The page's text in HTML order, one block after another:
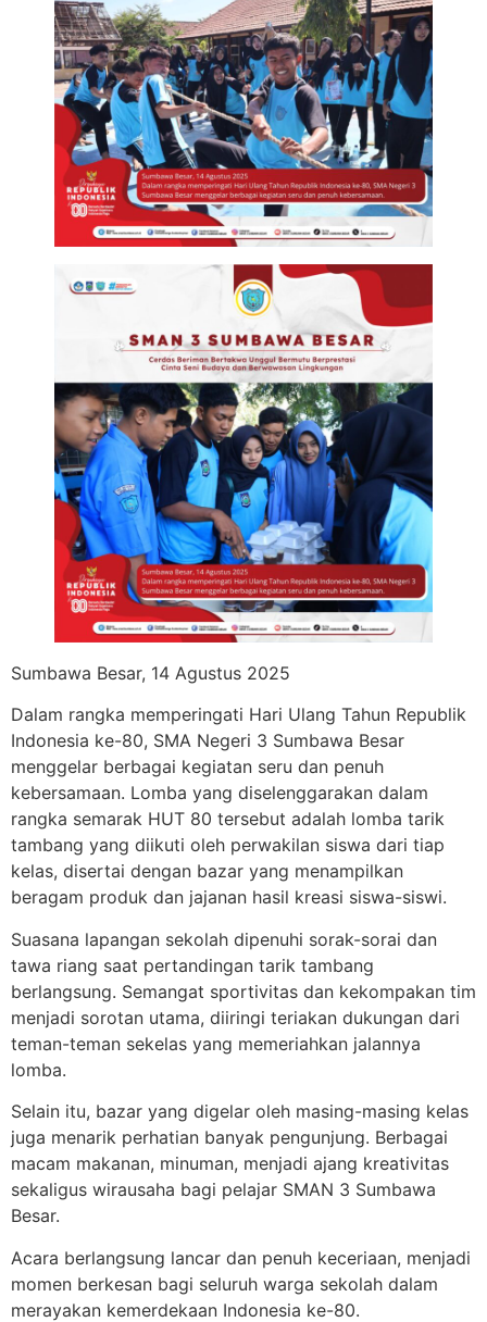
Sumbawa Besar, 14 Agustus 2025
Dalam rangka memperingati Hari Ulang Tahun Republik
Indonesia ke-80, SMA Negeri 3 Sumbawa Besar
menggelar berbagai kegiatan seru dan penuh
kebersamaan. Lomba yang diselenggarakan dalam
rangka semarak HUT 80 tersebut adalah lomba tarik
tambang yang diikuti oleh perwakilan siswa dari tiap
kelas, disertai dengan bazar yang menampilkan
beragam produk dan jajanan hasil kreasi siswa-siswi.
Suasana lapangan sekolah dipenuhi sorak-sorai dan
tawa riang saat pertandingan tarik tambang
berlangsung. Semangat sportivitas dan kekompakan tim
menjadi sorotan utama, diiringi teriakan dukungan dari
teman-teman sekelas yang memeriahkan jalannya
lomba.
Selain itu, bazar yang digelar oleh masing-masing kelas
juga menarik perhatian banyak pengunjung. Berbagai
macam makanan, minuman, menjadi ajang kreativitas
sekaligus wirausaha bagi pelajar SMAN 3 Sumbawa
Besar.
Acara berlangsung lancar dan penuh keceriaan, menjadi
momen berkesan bagi seluruh warga sekolah dalam
merayakan kemerdekaan Indonesia ke-80.